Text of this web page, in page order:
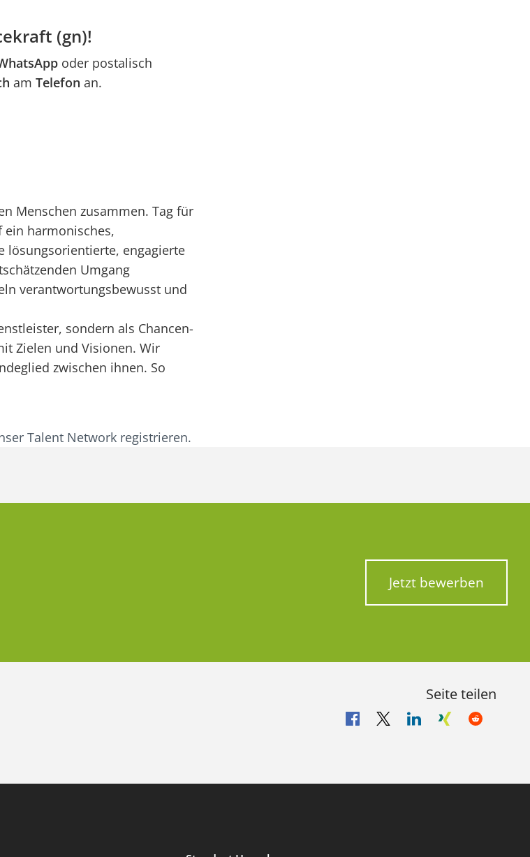
(gn)!
oder postalisch
am Telefon an.
Menschen zusammen. Tag für
ein harmonisches,
lösungsorientierte, engagierte
Umgang
verantwortungsbewusst und
sondern als Chancen-
Zielen und Visionen. Wir
zwischen ihnen. So
Talent Network registrieren.
Jetzt bewerben
Seite teilen